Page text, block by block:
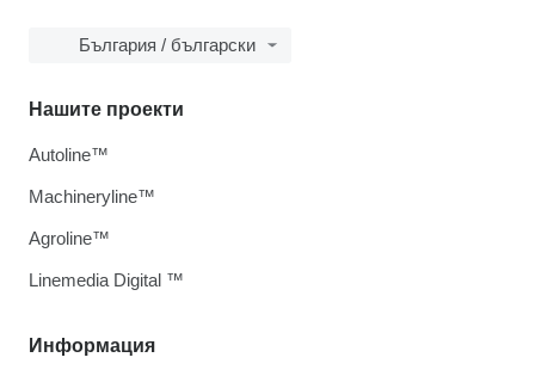
България / български
Информация
Нашите проекти
Autoline™
Machineryline™
Agroline™
Linemedia Digital ™